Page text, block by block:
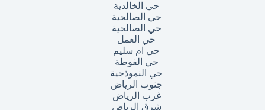
حي الخالدية
حي الصالحية
حي الصالحية
حي العمل
حي ام سليم
حي الفوطة
حي النموذجية
جنوب الرياض
غرب الرياض
شرق الرياض